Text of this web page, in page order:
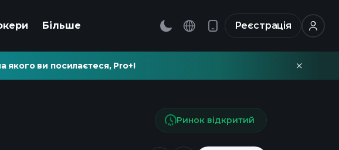
Більше Реєстрація
якого ви посилаєтеся, Pro+!
Ринок відкритий